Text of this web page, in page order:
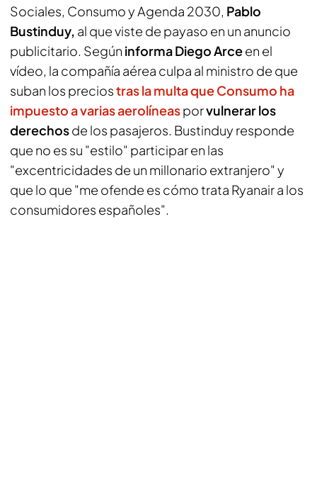
Sociales, Consumo y Agenda 2030, Pablo
Bustinduy, al que viste de payaso en un anuncio
publicitario. Según informa Diego Arceen el
vídeo, la compañía aérea culpa al ministro de que
suban los preciostras la multa que Consumo ha
impuesto a varias aerolíneasporvulnerar los
derechosde los pasajeros. Bustinduy responde
que no es su "estilo" participar en las
"excentricidades de un millonario extranjero" y
que lo que "me ofende es cómo trata Ryanair a los
consumidores españoles".